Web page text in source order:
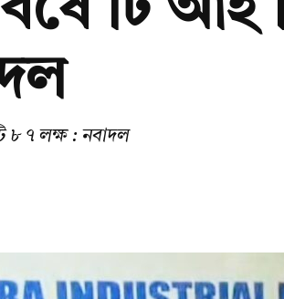
টি
৮ ৭ লক্ষ : নবাদল